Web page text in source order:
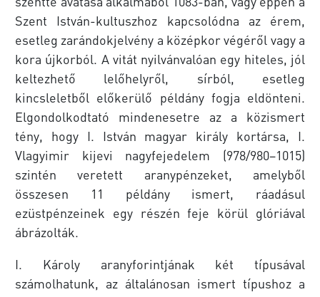
Szent István-kultuszhoz kapcsolódna az érem,
esetleg zarándokjelvény a középkor végéről vagy a
kora újkorból. A vitát nyilvánvalóan egy hiteles, jól
keltezhető lelőhelyről, sírból, esetleg
kincsleletből előkerülő példány fogja eldönteni.
Elgondolkodtató mindenesetre az a közismert
tény, hogy I. István magyar király kortársa, I.
Vlagyimir kijevi nagyfejedelem (978/980–1015)
szintén veretett aranypénzeket, amelyből
összesen 11 példány ismert, ráadásul
ezüstpénzeinek egy részén feje körül glóriával
ábrázolták.
I. Károly aranyforintjának két típusával
számolhatunk, az általánosan ismert típushoz a